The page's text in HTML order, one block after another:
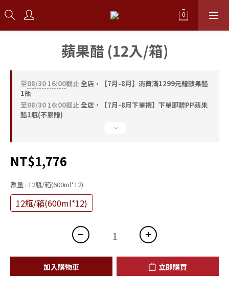
蘋果醋 (12入/箱)
至08/30 16:00截止全店，【7月-8月】消費滿1299元贈蘋果醋
1瓶
至08/30 16:00截止全店，【7月-8月下單禮】下單即贈PP蘋果
醋1瓶(不累贈)
NT$1,776
數量 : 12瓶/箱(600ml*12)
12瓶/箱(600ml*12)
加入購物車 立即購買